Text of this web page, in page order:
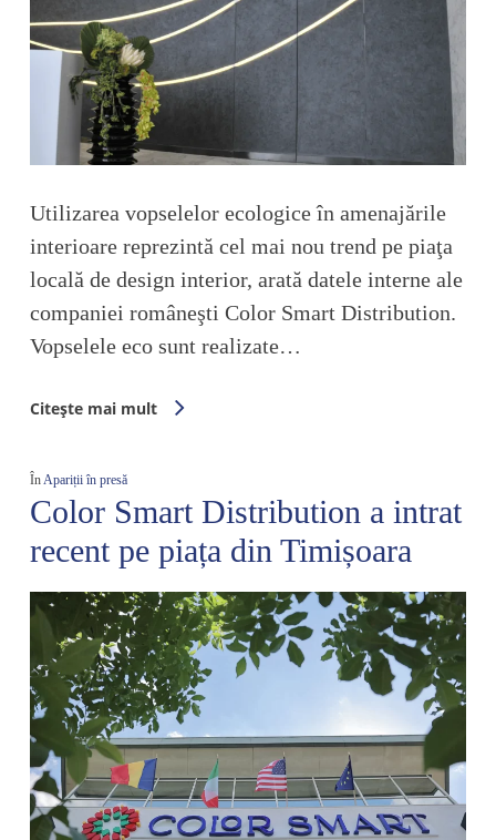
Utilizarea vopselelor ecologice în amenajările
interioare reprezintă cel mai nou trend pe piaţa
locală de design interior, arată datele interne ale
companiei româneşti Color Smart Distribution.
Vopselele eco sunt realizate…
Citește mai mult
ÎnApariții în presă
Color Smart Distribution a intrat
recent pe piața din Timișoara